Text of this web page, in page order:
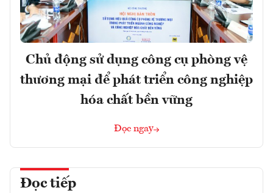
Chủ động sử dụng công cụ phòng vệ
thương mại để phát triển công nghiệp
hóa chất bền vững
Đọc ngay
Đọc tiếp